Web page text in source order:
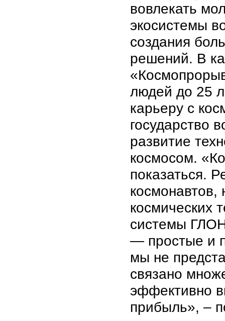
вовлекать
экосистемы
создания
решений. В
людей до 25
карьеру с
государство
развитие
космосом.
показаться.
космонавтов,
космических
системы
— простые и
мы не
связано
эффективно
прибыль», –